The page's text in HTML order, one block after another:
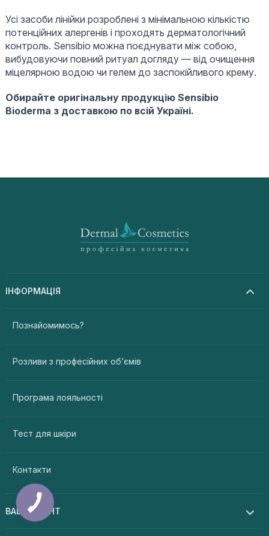
Усі засоби лінійки розроблені з мінімальною кількістю
потенційних алергенів і проходять дерматологічний
контроль. Sensibio можна поєднувати між собою,
вибудовуючи повний ритуал догляду — від очищення
міцелярною водою чи гелем до заспокійливого крему.
Обирайте оригінальну продукцію Sensibio
Bioderma з доставкою по всій Україні.
ІНФОРМАЦІЯ
Познайомимось?
Розливи з професійних об’ємів
Програма лояльності
Тест для шкіри
Контакти
ВАШ АКАУНТ